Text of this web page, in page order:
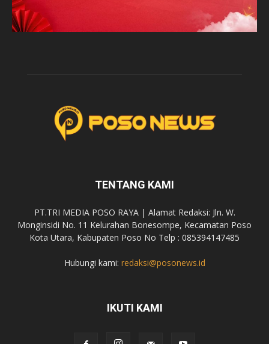
TENTANG KAMI
PT.TRI MEDIA POSO RAYA | Alamat Redaksi: Jln. W.
Monginsidi No. 11 Kelurahan Bonesompe, Kecamatan Poso
Kota Utara, Kabupaten Poso No Telp : 085394147485
Hubungi kami: redaksi@posonews.id
IKUTI KAMI